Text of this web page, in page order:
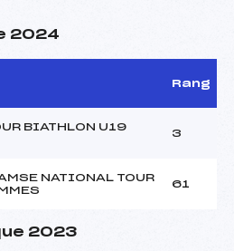
2024
Rang
BIATHLON U19
3
NATIONAL TOUR
61
2023